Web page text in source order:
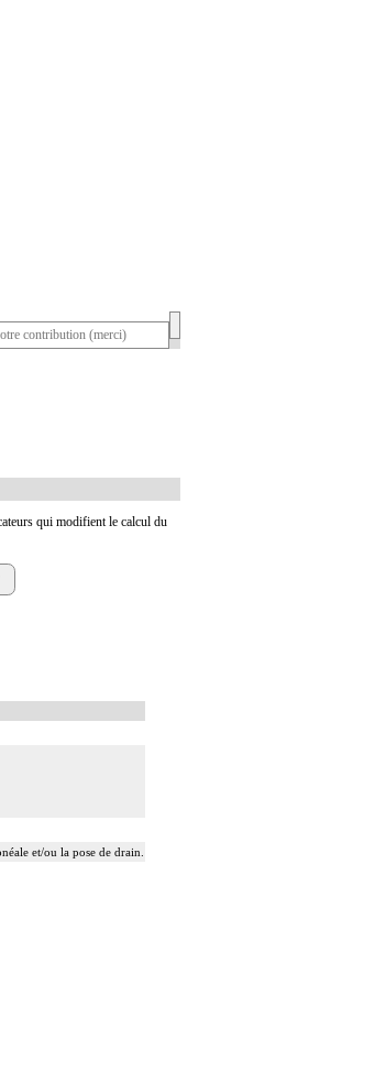
qui modifient le calcul du
et/ou la pose de drain.